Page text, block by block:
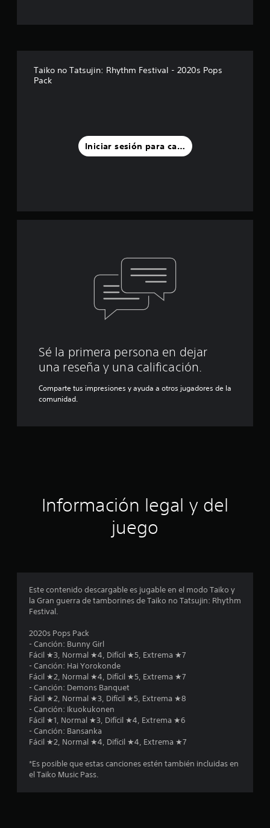
Taiko no Tatsujin: Rhythm Festival - 2020s Pops
Pack
Iniciar sesión para calificar
Sé la primera persona en dejar
una reseña y una calificación.
Comparte tus impresiones y ayuda a otros jugadores de la
comunidad.
Información legal y del
juego
Este contenido descargable es jugable en el modo Taiko y
la Gran guerra de tamborines de Taiko no Tatsujin: Rhythm
Festival.
2020s Pops Pack
- Canción: Bunny Girl
Fácil ★3, Normal ★4, Difícil ★5, Extrema ★7
- Canción: Hai Yorokonde
Fácil ★2, Normal ★4, Difícil ★5, Extrema ★7
- Canción: Demons Banquet
Fácil ★2, Normal ★3, Difícil ★5, Extrema ★8
- Canción: Ikuokukonen
Fácil ★1, Normal ★3, Difícil ★4, Extrema ★6
- Canción: Bansanka
Fácil ★2, Normal ★4, Difícil ★4, Extrema ★7
*Es posible que estas canciones estén también incluidas en
el Taiko Music Pass.